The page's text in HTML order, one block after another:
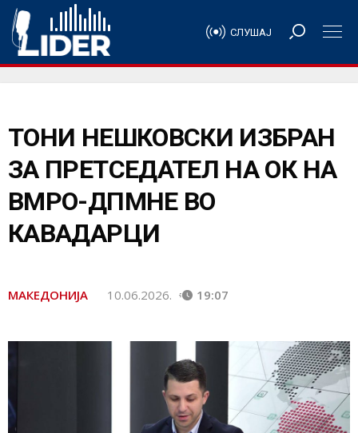
СЛУШАЈ
ТOНИ НЕШКОВСКИ ИЗБРАН
ЗА ПРЕТСЕДАТЕЛ НА ОК НА
ВМРО-ДПМНЕ ВО
КАВАДАРЦИ
МАКЕДОНИЈА 10.06.2026. 19:07